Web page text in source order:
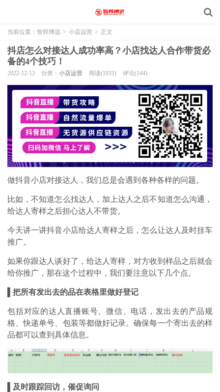
当前位置： 智邦博远 > 小店运营 > 正文
抖店怎么对接达人成功率高？小店找达人合作带货必
备的4个技巧！
2022-12-12 分类： 小店运营 阅读(1931) 评论(144)
做抖音小店对接达人，我们总是会遇到各种各样的问题。
比如，不知道怎么找达人，加上达人之后不知道怎么沟通，
给达人寄样之后担心达人不带货。
今天讲一讲抖音小店给达人寄样之后，怎么让达人及时挂车
推广。
如果你跟达人谈好了，给达人寄样，对方收到样品之后就会
给你推广，那在这个过程中，我们要注意以下几个点。
把所有发出去的品在表格里做好登记
包括对应的达人直播账号、微信、电话，发出去的产品规
格、快递单号、包装等都做好记录。确保每一个寄出去的样
品都可以查到具体信息。
▌及时跟踪回访，催促询问